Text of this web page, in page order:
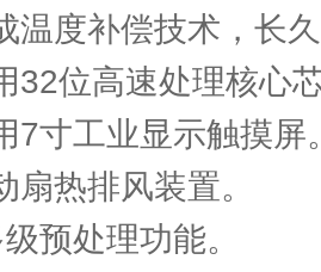
温度补偿技术，长
32位高速处理核心
7寸工业显示触摸屏
扇热排风装置。
预处理功能。